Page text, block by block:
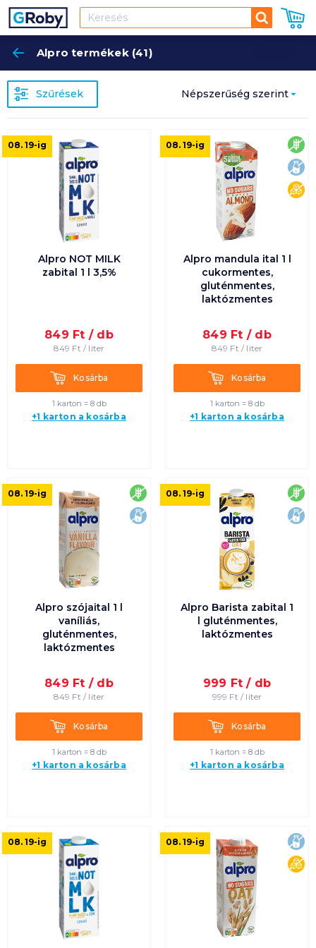
Keresés
Alpro termékek (41)
Szűrések Népszerűség szerint
Ár szerint növekvő
Ár szerint csökkenő
Egységár szerint
növekvő
Egységár szerint
csökkenő
Termék neve A-Z
Termék neve Z-A
Alpro NOT MILK
zabital 1 l 3,5%
849 Ft / db
849 Ft / liter
KosárbaKosárba
1 karton = 8 db
+1 karton a kosárba
08. 19-ig
Alpro mandula ital 1 l
cukormentes,
gluténmentes,
laktózmentes
849 Ft / db
849 Ft / liter
KosárbaKosárba
1 karton = 8 db
+1 karton a kosárba
08. 19-ig
gluténmentes
laktózmentes
Alpro szójaital 1 l
vaníliás,
gluténmentes,
laktózmentes
849 Ft / db
849 Ft / liter
KosárbaKosárba
1 karton = 8 db
+1 karton a kosárba
08. 19-ig
Alpro Barista zabital 1
l gluténmentes,
laktózmentes
999 Ft / db
999 Ft / liter
KosárbaKosárba
1 karton = 8 db
+1 karton a kosárba
08. 19-ig
08. 19-ig 08. 19-ig